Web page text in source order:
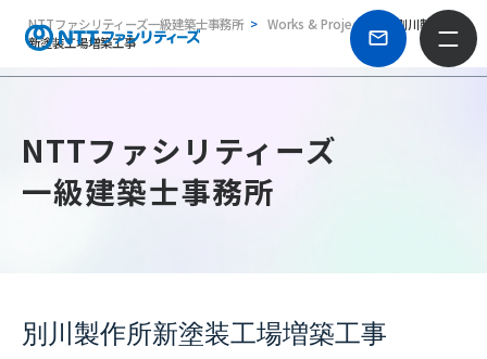
NTTファシリティーズ一級建築士事務所 Works & Projects
別川製作所
新塗装工場増築工事
NTTファシリティーズ
一級建築士事務所
別川製作所新塗装工場増築工事